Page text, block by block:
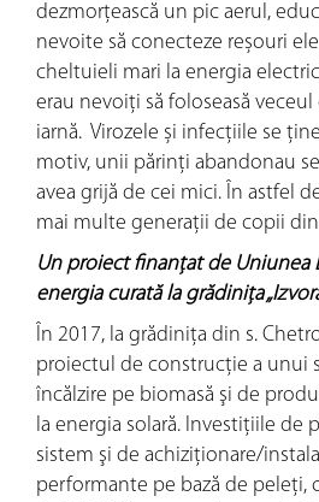
dezmorțească un pic aerul,
nevoite să conecteze reșouri
cheltuieli mari la energia
erau nevoiți să foloseasă
iarnă. Virozele și infecțiile se
motiv, unii părinţi abandonau
avea grijă de cei mici. În astfel
mai multe generații de copii
Un proiect finanțat de Uniunea
energia curată la grădiniţa
În 2017, la grădiniţa din s.
proiectul de construcţie a unui
încălzire pe biomasă şi de
la energia solară. Investiţiile de
sistem şi de achiziţionare/
performante pe bază de peleţi,